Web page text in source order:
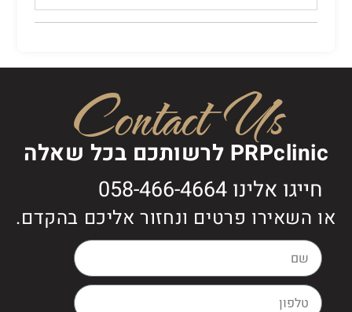
Contact Us
PRPclinic לרשותכם בכל שאלה
חייגו אלינו 058-466-4664
או השאירו פרטים ונחזור אליכם בהקדם.